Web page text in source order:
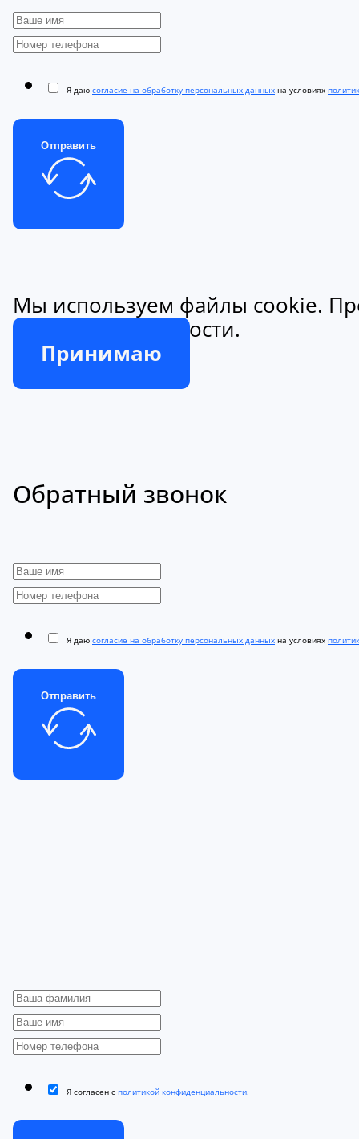
Я даю согласие на обработку персональных данных на условиях
Отправить
Мы используем файлы cookie.
конфиденциальности.
Принимаю
Обратный звонок
Я даю согласие на обработку персональных данных на условиях
Отправить
Я согласен с политикой конфиденциальности.